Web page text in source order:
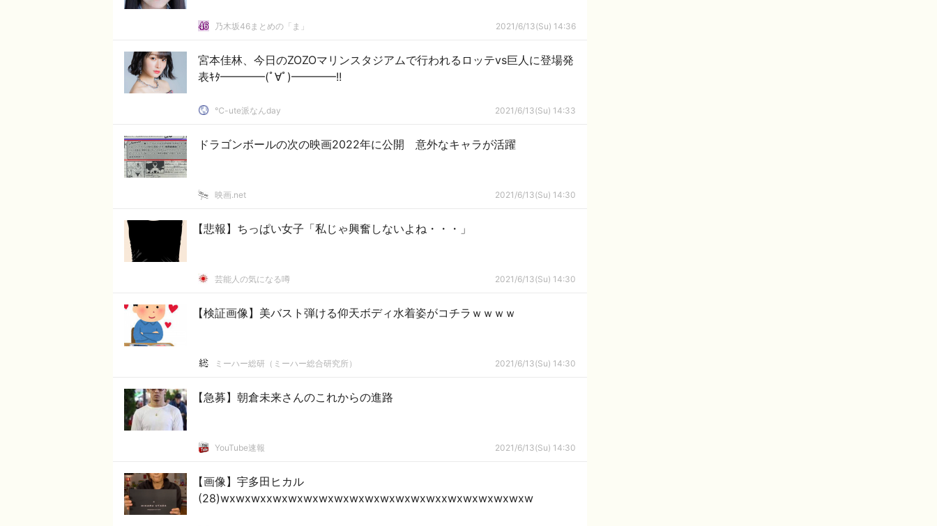
乃木坂46まとめの「ま」 2021/6/13(Su) 14:36
宮本佳林、今日のZOZOマリンスタジアムで行われるロッテvs巨人に登場発
表ｷﾀ━━━━(ﾟ∀ﾟ)━━━━!!
℃-ute派なんday 2021/6/13(Su) 14:33
ドラゴンボールの次の映画2022年に公開 意外なキャラが活躍
映画.net 2021/6/13(Su) 14:30
【悲報】ちっぱい女子「私じゃ興奮しないよね・・・」
芸能人の気になる噂 2021/6/13(Su) 14:30
【検証画像】美バスト弾ける仰天ボディ水着姿がコチラｗｗｗｗ
ミーハー総研（ミーハー総合研究所） 2021/6/13(Su) 14:30
【急募】朝倉未来さんのこれからの進路
YouTube速報 2021/6/13(Su) 14:30
【画像】宇多田ヒカル
(28)wxwxwxxwxwxwxwxwxwxwxwxwxwxwxxwxwxwxwxwxw